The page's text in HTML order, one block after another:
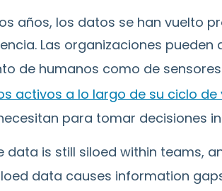
años, los datos se han vuelto
Las organizaciones
de humanos como de
activos a lo largo de su ciclo de
para tomar decisiones
data is still siloed within teams,
data causes information